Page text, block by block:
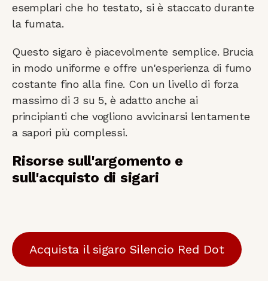
esemplari che ho testato, si è staccato durante
la fumata.
Questo sigaro è piacevolmente semplice. Brucia
in modo uniforme e offre un'esperienza di fumo
costante fino alla fine. Con un livello di forza
massimo di 3 su 5, è adatto anche ai
principianti che vogliono avvicinarsi lentamente
a sapori più complessi.
Risorse sull'argomento e
sull'acquisto di sigari
Acquista il sigaro Silencio Red Dot